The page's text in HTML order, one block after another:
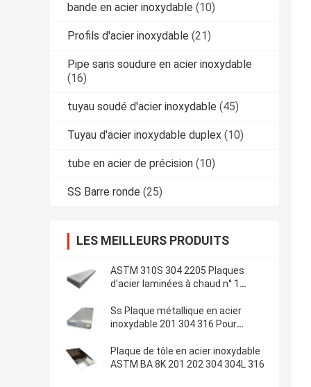
bande en acier inoxydable (10)
Profils d'acier inoxydable (21)
Pipe sans soudure en acier inoxydable
(16)
tuyau soudé d'acier inoxydable (45)
Tuyau d'acier inoxydable duplex (10)
tube en acier de précision (10)
SS Barre ronde (25)
LES MEILLEURS PRODUITS
ASTM 310S 304 2205 Plaques
d'acier laminées à chaud n° 1
Ss Plaque métallique en acier
inoxydable 201 304 316 Pour
Plaque de tôle en acier inoxydable
ASTM BA 8K 201 202 304 304L 316